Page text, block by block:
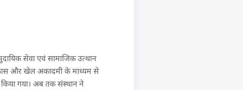
सेवा एवं सामाजिक उत्थान
और खेल अकादमी के माध्यम से
किया गया। अब तक संस्थान ने